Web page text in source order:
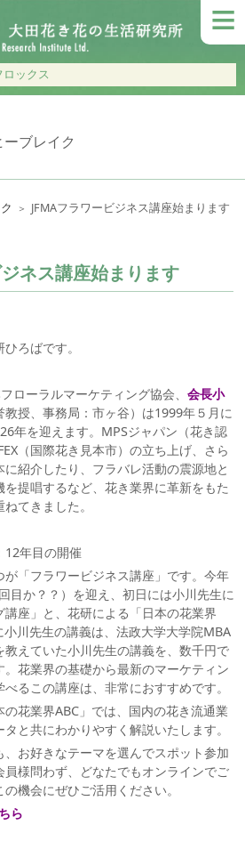
≡
ックス
ブレイク
＞ JFMAフラワービジネス講座始まります
ネス講座始まります
ろばです。
ローラルマーケティング協会、 会長小
教授、事務局：市ヶ谷）は1999年５月に
年を迎えます。MPSジャパン（花き認
（国際花き見本市）の立ち上げ、さら
紹介したり、フラバレ活動の震源地と
提唱するなど、花き業界に革新をもた
てきました。
年目の開催
「フラワービジネス講座」です。今年
目か？？）を迎え、初日には小川先生に
座」と、花研による「日本の花業界
川先生の講義は、法政大学大学院MBA
えていた小川先生の講義を、数千円で
花業界の基礎から最新のマーケティン
るこの講座は、非常におすすめです。
花業界ABC」では、国内の花き流通業
と共にわかりやすく解説いたします。
お好きなテーマを選んでスポット参加
員様問わず、どなたでもオンラインでご
機会にぜひご活用ください。
ら